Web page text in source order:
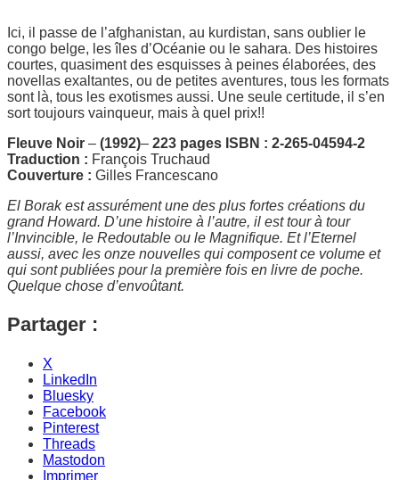
Ici, il passe de l’afghanistan, au kurdistan, sans oublier le
congo belge, les îles d’Océanie ou le sahara. Des histoires
courtes, quasiment des esquisses à peines élaborées, des
novellas exaltantes, ou de petites aventures, tous les formats
sont là, tous les exotismes aussi. Une seule certitude, il s’en
sort toujours vainqueur, mais à quel prix!!
Fleuve Noir – (1992)– 223 pages ISBN : 2-265-04594-2
Traduction : François Truchaud
Couverture : Gilles Francescano
El Borak est assurément une des plus fortes créations du
grand Howard. D’une histoire à l’autre, il est tour à tour
l’Invincible, le Redoutable ou le Magnifique. Et l’Eternel
aussi, avec les onze nouvelles qui composent ce volume et
qui sont publiées pour la première fois en livre de poche.
Quelque chose d’envoûtant.
Partager :
X
LinkedIn
Bluesky
Facebook
Pinterest
Threads
Mastodon
Imprimer